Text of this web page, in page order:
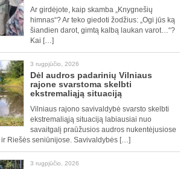
Ar girdėjote, kaip skamba „Knygnešių
himnas“? Ar teko giedoti žodžius: „Ogi jūs ką
šiandien darot, gimtą kalbą laukan varot…“?
Kai […]
3 rugpjūčio, 2026
Dėl audros padarinių Vilniaus
rajone svarstoma skelbti
ekstremaliąją situaciją
Vilniaus rajono savivaldybė svarsto skelbti
ekstremaliąją situaciją labiausiai nuo
savaitgalį praūžusios audros nukentėjusiose
Riešės seniūnijose. Savivaldybės […]
3 rugpjūčio, 2026